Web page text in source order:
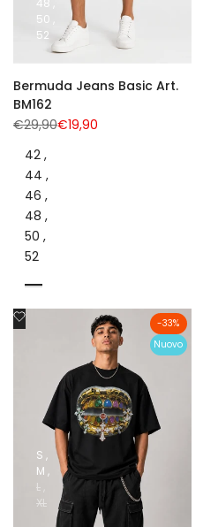
48
50
52
Bermuda Jeans Basic Art.
BM162
Prezzo
normale
€29,90Prezzo
€19,90
42
44
46
48
50
52
Blu
-33%
Nuovo
Aggiungi
desideri
S
M
L
XL